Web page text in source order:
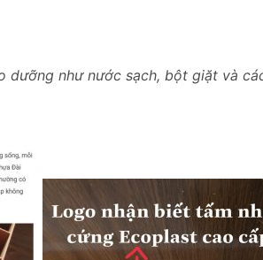
như nước sạch, bột giặt và